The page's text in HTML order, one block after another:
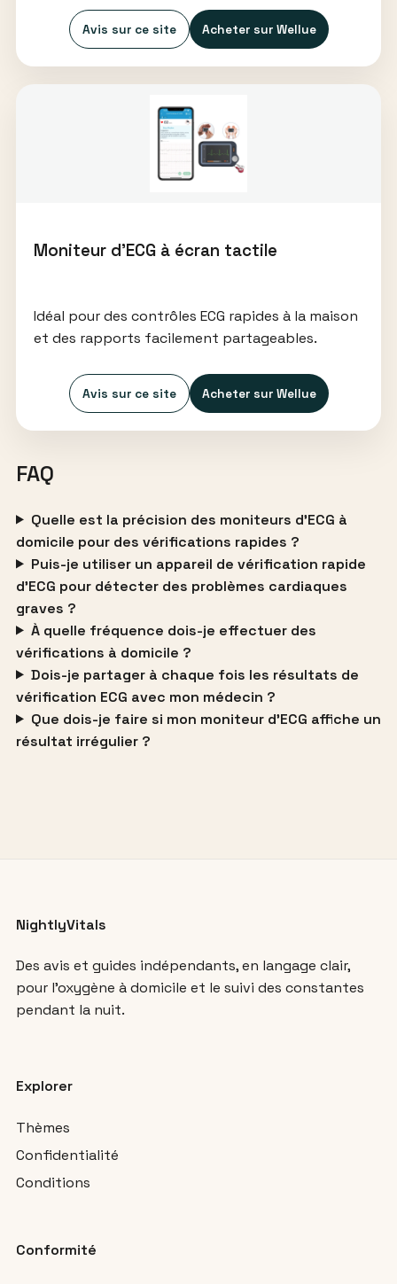
Avis sur ce site Acheter sur Wellue
Moniteur d’ECG à écran tactile
Idéal pour des contrôles ECG rapides à la maison
et des rapports facilement partageables.
Avis sur ce site Acheter sur Wellue
FAQ
Quelle est la précision des moniteurs d’ECG à
domicile pour des vérifications rapides ?
Puis-je utiliser un appareil de vérification rapide
d’ECG pour détecter des problèmes cardiaques
graves ?
À quelle fréquence dois-je effectuer des
vérifications à domicile ?
Dois-je partager à chaque fois les résultats de
vérification ECG avec mon médecin ?
Que dois-je faire si mon moniteur d’ECG affiche un
résultat irrégulier ?
NightlyVitals
Des avis et guides indépendants, en langage clair,
pour l’oxygène à domicile et le suivi des constantes
pendant la nuit.
Explorer
Thèmes
Confidentialité
Conditions
Conformité